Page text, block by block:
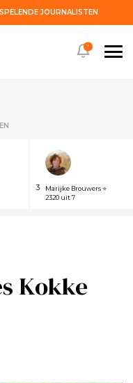
JOURNALISTEN
3
Marijke Brouwers ⭐
2320 uit 7
!
Kokke